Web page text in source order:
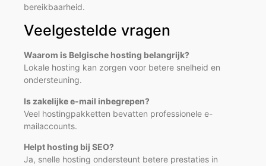
bereikbaarheid.
Veelgestelde vragen
Waarom is Belgische hosting belangrijk?
Lokale hosting kan zorgen voor betere snelheid en
ondersteuning.
Is zakelijke e-mail inbegrepen?
Veel hostingpakketten bevatten professionele e-
mailaccounts.
Helpt hosting bij SEO?
Ja, snelle hosting ondersteunt betere prestaties in